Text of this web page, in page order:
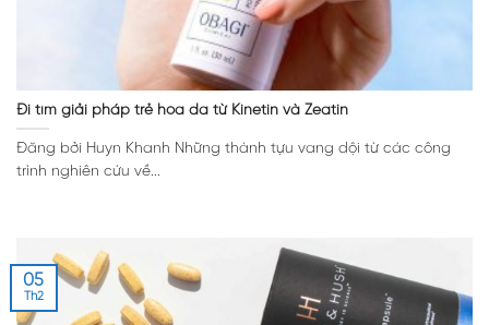
Đi tìm giải pháp trẻ hóa da từ Kinetin và Zeatin
Đăng bởi Huyn Khanh Những thành tựu vang dội từ các công
trình nghiên cứu về...
05
Th2